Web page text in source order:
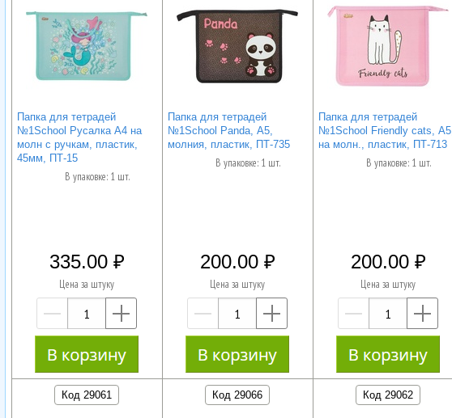
Папка для тетрадей
№1School Русалка А4 на
молн с ручкам, пластик,
45мм, ПТ-15
В упаковке: 1 шт.
335.00
Цена за штуку
—
Папка для тетрадей
№1School Panda, А5,
молния, пластик, ПТ-735
В упаковке: 1 шт.
200.00
Цена за штуку
—
Папка для тетрадей
№1School Friendly cats, А5,
на молн., пластик, ПТ-713
В упаковке: 1 шт.
200.00
Цена за штуку
—
Код 29061 Код 29066 Код 29062